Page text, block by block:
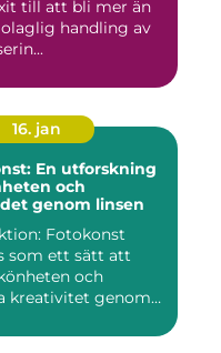
till att bli mer än
olaglig handling av
16. jan
En utforskning
och
genom linsen
Fotokonst
som ett sätt att
och
kreativitet genom